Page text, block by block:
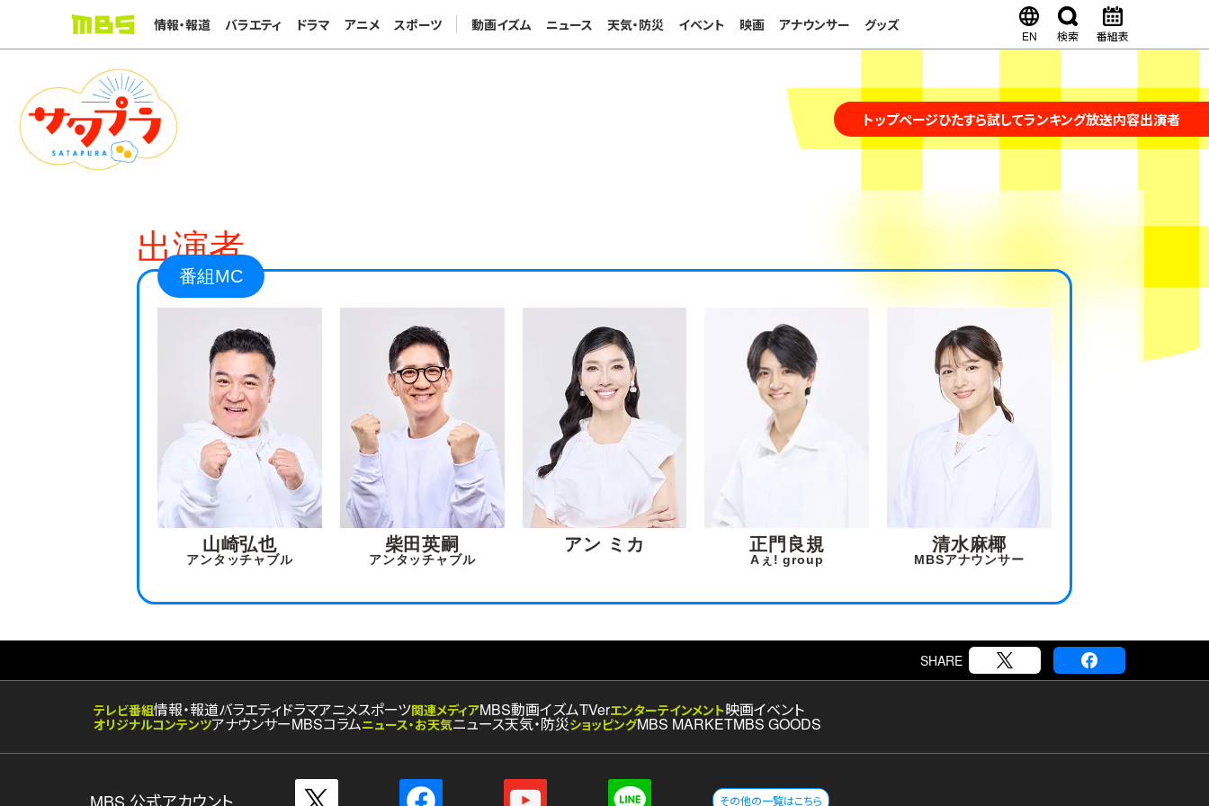
情報・報道 バラエティ ドラマ アニメ スポーツ 動画イズム ニュース 天気・防災 イベント 映画 アナウンサー グッズ
EN 検索 番組表
トップページひたすら試してランキング放送内容出演者
出演者
番組MC
山崎弘也
アンタッチャブル
柴田英嗣
アンタッチャブル
アン ミカ 正門良規
Aぇ! group
清水麻椰
MBSアナウンサー
SHARE
テレビ番組情報・報道バラエティドラマアニメスポーツ関連メディアMBS動画イズムTVerエンターテインメント映画イベント
オリジナルコンテンツアナウンサーMBSコラムニュース・お天気ニュース天気・防災ショッピングMBS MARKETMBS GOODS
MBS 公式アカウント その他の一覧はこちら